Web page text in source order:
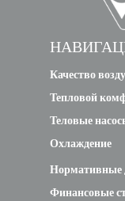
PDWC-
3R-
V-ECM
Качество
Тепловой
Теловые
Охлаждение
Нормативные
Финансовые